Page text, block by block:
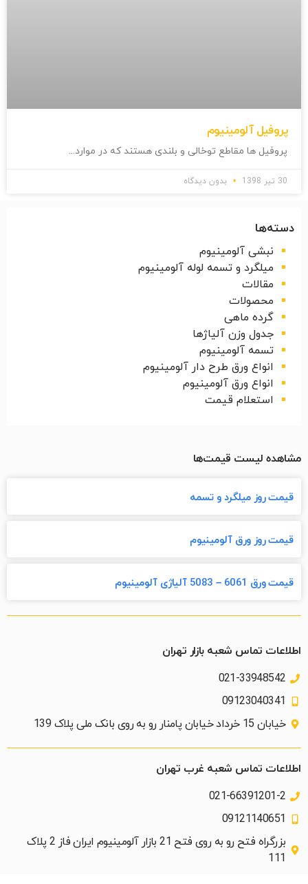
پروفیل آلومینیوم
پروفیل ها مقاطع توخالی و بلندی هستند که در موارد
30 تیر 1398 بدون دیدگاه
دسته‌ها
نبشی آلومینیوم
میلگرد و تسمه لوله آلومینیوم
مقالات
محصولات
گرده ماهی
جدول وزن آلیاژها
تسمه آلومینیوم
انواع ورق طرح دار آلومینیوم
انواع ورق آلومینیوم
استعلام قیمت
مشاهده لیست قیمت‌ها
قیمت روز میلگرد و تسمه
قیمت روز ورق آلومینیوم
قیمت ورق 6061 – 5083 آلیاژی آلومینیوم
اطلاعات تماس شعبه بازار تهران
021-33948542
09123040341
خیابان 15 خرداد خیابان پامنار رو به روی بانک ملی پلاک 139​
اطلاعات تماس شعبه غرب تهران
021-66391201-2
09121140651
بزرگراه فتح رو به روی فتح 21 بازار آلومینیوم ایران فاز 2 پلاک
111